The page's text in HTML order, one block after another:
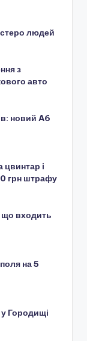
людей
з
авто
новий A6
цвинтар і
грн штрафу
що входить
на 5
Городищі